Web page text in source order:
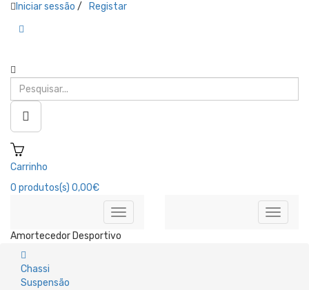
Iniciar sessão / Registar
Carrinho
0 produtos(s) 0,00€
Amortecedor Desportivo
Chassi
Suspensão